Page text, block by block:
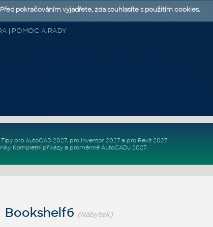
| POMOC A RADY
Tipy pro AutoCAD 2027, pro Inventor 2027a pro Revit 2027.
. Kompletní příkazya proměnné AutoCADu 2027.
(Nábytek)
pokračováním vyjadřete, zda souhlasíte s použitím cookies.